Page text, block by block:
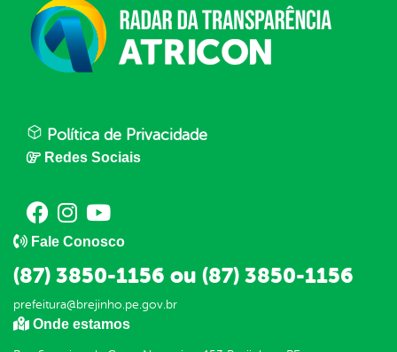
Política de Privacidade
Redes Sociais
Fale Conosco
(87) 3850-1156 ou (87) 3850-1156
prefeitura@brejinho.pe.gov.br
Onde estamos